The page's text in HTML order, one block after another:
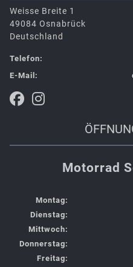
Weisse Breite 1
49084 Osnabrück
Deutschland
Telefon:
E-Mail:
Motorrad
Montag:
Dienstag:
Mittwoch:
Donnerstag:
Freitag: